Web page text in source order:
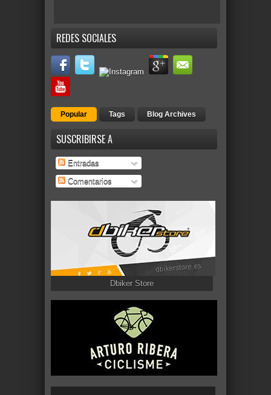
REDES SOCIALES
Popular Tags Blog Archives
SUSCRIBIRSE A
Entradas
Comentarios
Dbiker Store